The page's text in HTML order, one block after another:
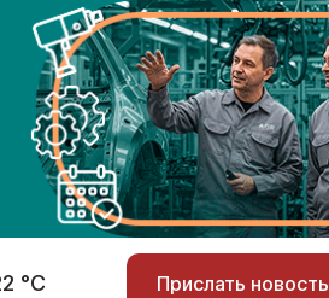
°С Прислать новость